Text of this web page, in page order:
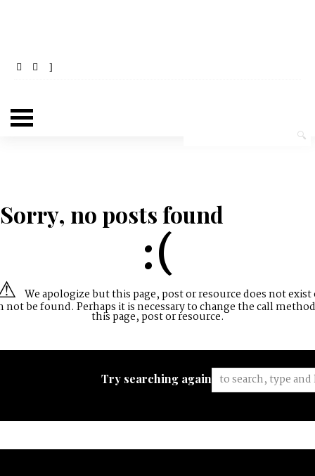
Sorry, no posts found
:(
We apologize but this page, post or resource does not exist
not be found. Perhaps it is necessary to change the call
this page, post or resource.
Try searching again: